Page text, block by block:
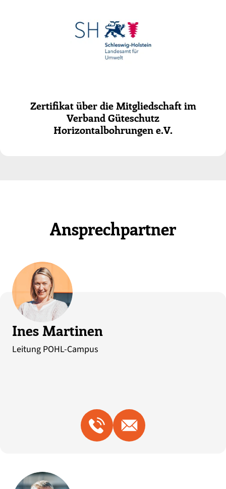
Zertifikat über die Mitgliedschaft im
Verband Güteschutz
Horizontalbohrungen e.V.
Ansprechpartner
Ines Martinen
Leitung POHL-Campus